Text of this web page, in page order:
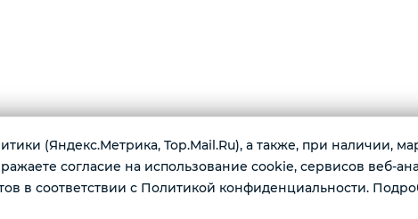
имеются по доступным ценам:
наушники, ноутбуки, игровые
(Яндекс.Метрика, Top.Mail.Ru), а также, при наличии,
согласие на использование cookie, сервисов веб-
в соответствии с Политикой конфиденциальности.